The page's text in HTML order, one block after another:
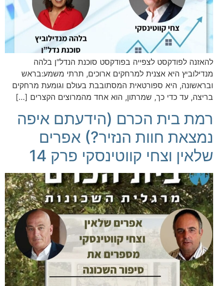
להאזנה לפודקסט לצפייה בפודקסט סוכנת הנדל"ן בלהה
מנדילוביץ היא אצנית למרחקים ארוכים, תרתי משמע:בראש
ובראשונה, היא ספורטאית המסתובבת בעולם וגומעת מרחקים
בריצה, עד כדי כך, שמרתון, הוא אחד מהמרוצים הקצרים […]
רמת בית הכרם (הידעתם איפה
נמצאת חוות הנזיר?) אפרים
שלאין וצחי קווטינסקי פרק 14